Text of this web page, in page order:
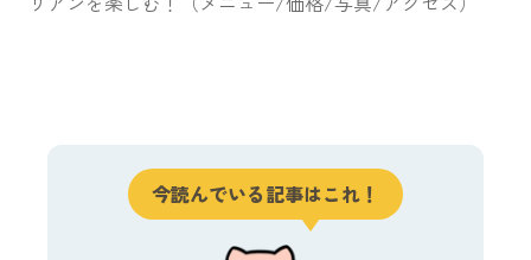
今読んでいる記事はこれ！